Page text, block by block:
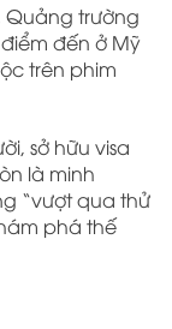
Quảng trường
đến ở Mỹ
trên phim
sở hữu visa
là minh
“vượt qua thử
phá thế